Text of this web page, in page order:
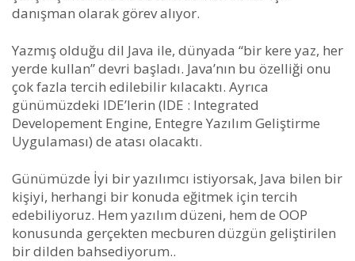
danışman olarak görev alıyor.
Yazmış olduğu dil Java ile, dünyada “bir kere yaz, her
yerde kullan” devri başladı. Java’nın bu özelliği onu
çok fazla tercih edilebilir kılacaktı. Ayrıca
günümüzdeki IDE’lerin (IDE : Integrated
Developement Engine, Entegre Yazılım Geliştirme
Uygulaması) de atası olacaktı.
Günümüzde İyi bir yazılımcı istiyorsak, Java bilen bir
kişiyi, herhangi bir konuda eğitmek için tercih
edebiliyoruz. Hem yazılım düzeni, hem de OOP
konusunda gerçekten mecburen düzgün geliştirilen
bir dilden bahsediyorum..